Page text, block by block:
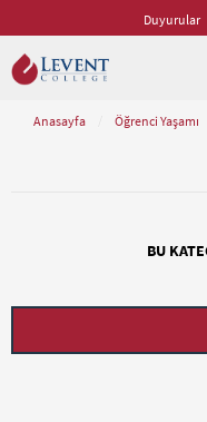
Duyurular
Anasayfa Öğrenci Yaşamı
BU